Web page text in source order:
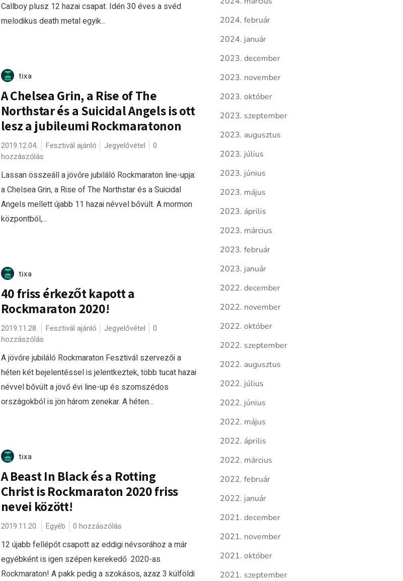
Callboy plusz 12 hazai csapat. Idén 30 éves a svéd
melodikus death metal egyik...
tixa
A Chelsea Grin, a Rise of The
Northstar és a Suicidal Angels is ott
lesz a jubileumi Rockmaratonon
2019.12.04. Fesztivál ajánló Jegyelővétel
0
hozzászólás
Lassan összeáll a jövőre jubiláló Rockmaraton line-upja:
a Chelsea Grin, a Rise of The Northstar és a Suicidal
Angels mellett újabb 11 hazai névvel bővült. A mormon
központból,...
tixa
40 friss érkezőt kapott a
Rockmaraton 2020!
2019.11.28. Fesztivál ajánló Jegyelővétel
0
hozzászólás
A jövőre jubiláló Rockmaraton Fesztivál szervezői a
héten két bejelentéssel is jelentkeztek, több tucat hazai
névvel bővült a jövő évi line-up és szomszédos
országokból is jön három zenekar. A héten...
tixa
A Beast In Black és a Rotting
Christ is Rockmaraton 2020 friss
nevei között!
2019.11.20. Egyéb 0 hozzászólás
12 újabb fellépőt csapott az eddigi névsorához a már
egyébként is igen szépen kerekedő 2020-as
Rockmaraton! A pakk pedig a szokásos, azaz 3 külföldi
2024. február
2024. január
2023. december
2023. november
2023. október
2023. szeptember
2023. augusztus
2023. július
2023. június
2023. május
2023. április
2023. március
2023. február
2023. január
2022. december
2022. november
2022. október
2022. szeptember
2022. augusztus
2022. július
2022. június
2022. május
2022. április
2022. március
2022. február
2022. január
2021. december
2021. november
2021. október
2021. szeptember